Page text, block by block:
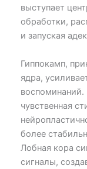
выступает
обработки,
и запуская
Гиппокамп,
ядра,
воспоминаний.
чувственная
более
Лобная кора
сигналы,